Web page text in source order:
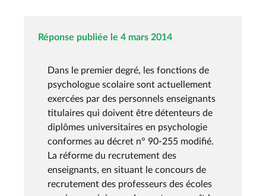
Réponse publiée le 4 mars 2014
Dans le premier degré, les fonctions de
psychologue scolaire sont actuellement
exercées par des personnels enseignants
titulaires qui doivent être détenteurs de
diplômes universitaires en psychologie
conformes au décret n° 90-255 modifié.
La réforme du recrutement des
enseignants, en situant le concours de
recrutement des professeurs des écoles